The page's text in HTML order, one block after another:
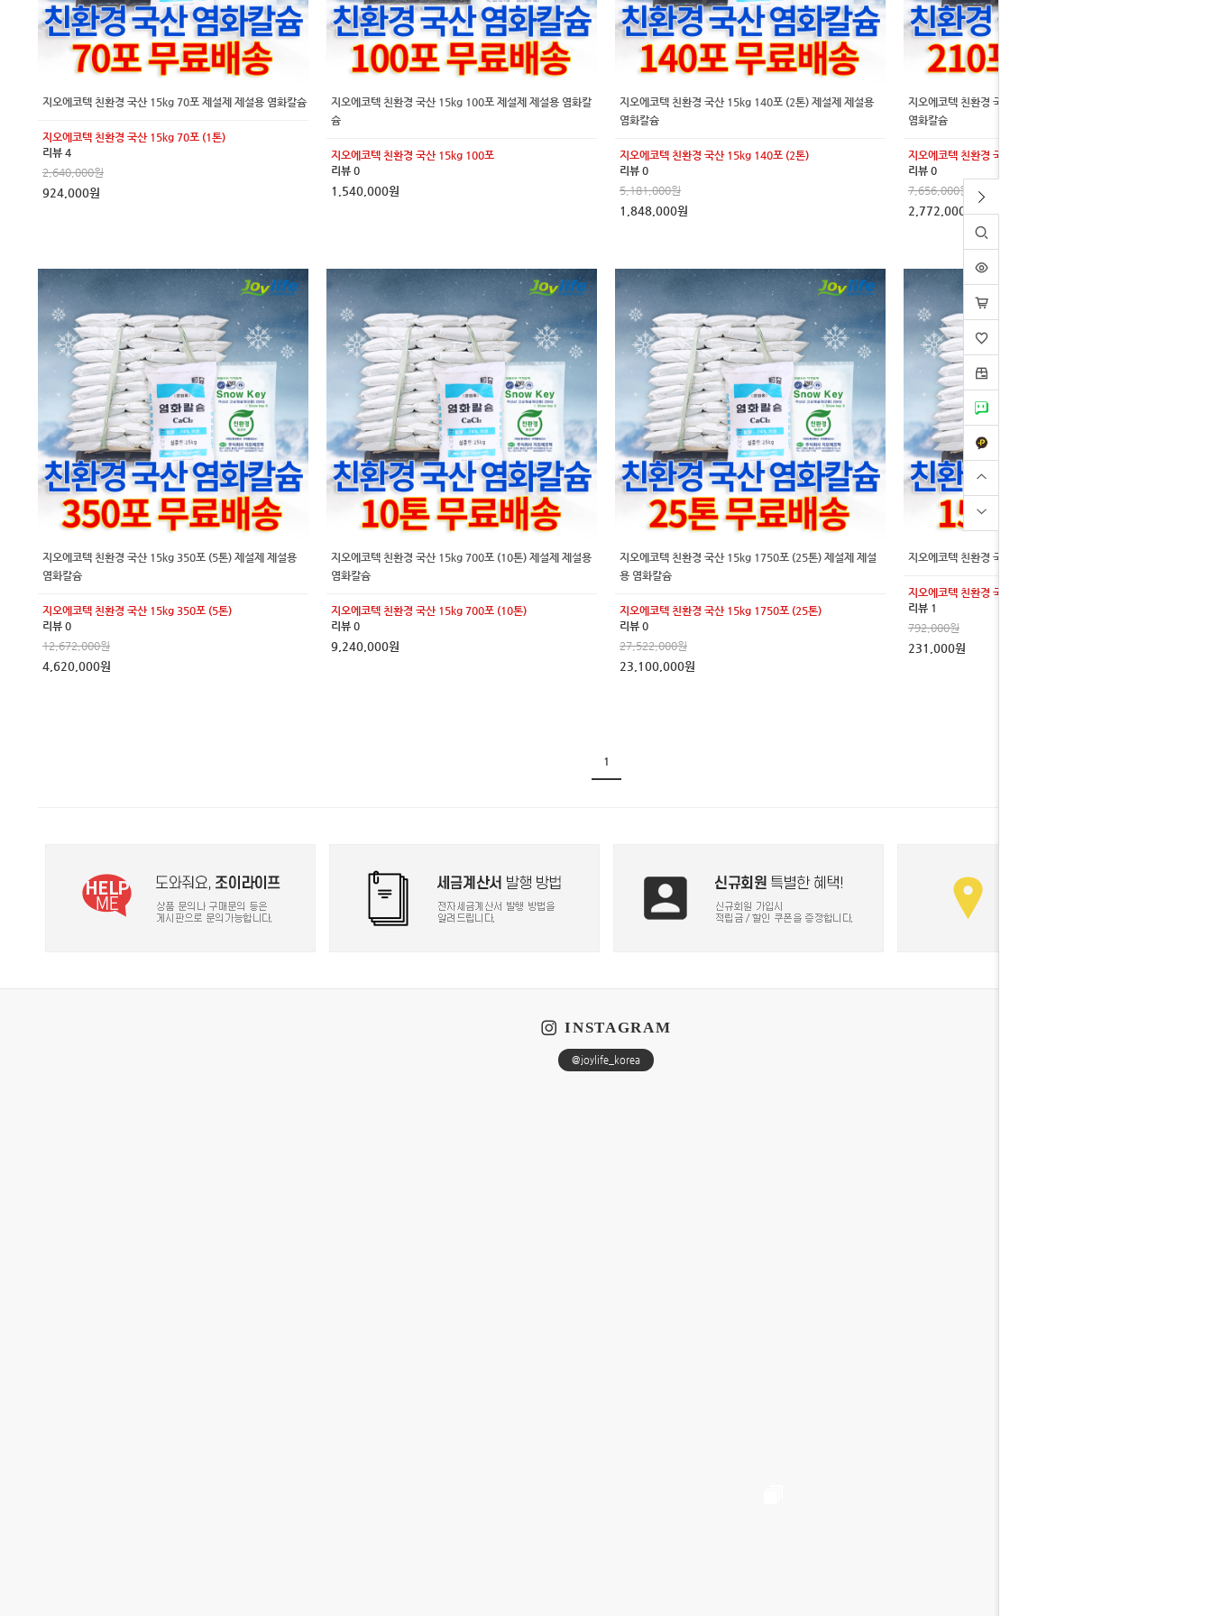
지오에코텍 친환경 국산 15kg 70포 제설제 제설용 염화칼슘
지오에코텍 친환경 국산 15kg 70포 (1톤)
리뷰 4
2,640,000원
924,000원
지오에코텍 친환경 국산 15kg 100포 제설제 제설용 염화칼
슘
지오에코텍 친환경 국산 15kg 100포
리뷰 0
1,540,000원
지오에코텍 친환경 국산 15kg 140포 (2톤) 제설제 제설용
염화칼슘
지오에코텍 친환경 국산 15kg 140포 (2톤)
리뷰 0
5,181,000원
1,848,000원
지오에코텍 친환경 국산 15kg 210포 (3톤) 제설제 제설용
염화칼슘
지오에코텍 친환경 국산 15kg 210포 (3톤)
리뷰 0
7,656,000원
2,772,000원
지오에코텍 친환경 국산 15kg 350포 (5톤) 제설제 제설용
염화칼슘
지오에코텍 친환경 국산 15kg 350포 (5톤)
리뷰 0
12,672,000원
4,620,000원
지오에코텍 친환경 국산 15kg 700포 (10톤) 제설제 제설용
염화칼슘
지오에코텍 친환경 국산 15kg 700포 (10톤)
리뷰 0
9,240,000원
지오에코텍 친환경 국산 15kg 1750포 (25톤) 제설제 제설
용 염화칼슘
지오에코텍 친환경 국산 15kg 1750포 (25톤)
리뷰 0
27,522,000원
23,100,000원
지오에코텍 친환경 국산 15kg 15포 제설제 제설용 염화칼슘
지오에코텍 친환경 국산 15kg 15포
리뷰 1
792,000원
231,000원
1
INSTAGRAM
@joylife_korea